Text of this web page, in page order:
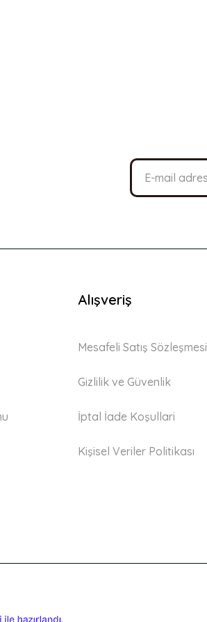
Alışveriş
Mesafeli Satış Sözleşmesi
Gizlilik ve Güvenlik
İptal İade Koşullari
Kişisel Veriler Politikası
e-